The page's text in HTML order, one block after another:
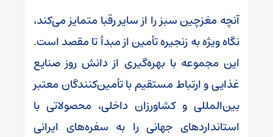
آنچه مغزچین سبز را از سایر رقبا متمایز می‌کند،
نگاه ویژه به زنجیره تأمین از مبدأ تا مقصد است.
این مجموعه با بهره‌گیری از دانش روز صنایع
غذایی و ارتباط مستقیم با تأمین‌کنندگان معتبر
بین‌المللی و کشاورزان داخلی، محصولاتی با
استانداردهای جهانی را به سفره‌های ایرانی